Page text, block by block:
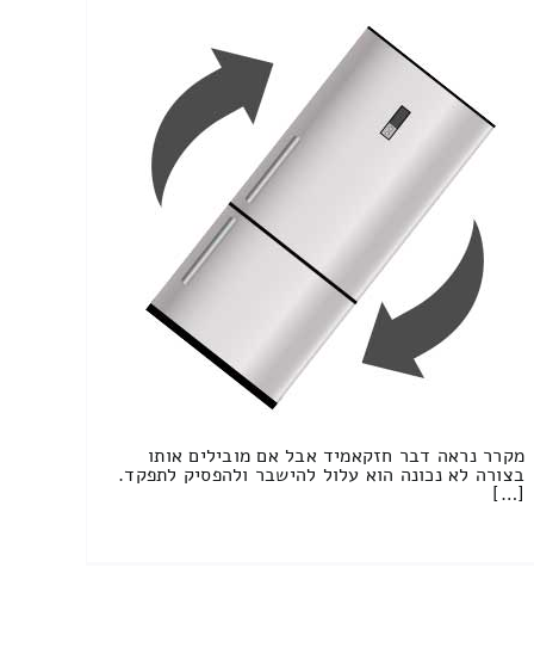
מקרר נראה דבר חזקאמיד אבל אם מובילים אותו
בצורה לא נכונה הוא עלול להישבר ולהפסיק לתפקד.
[…]